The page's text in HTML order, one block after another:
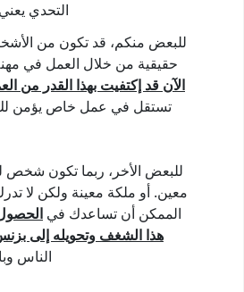
التحدي
للبعض منكم، قد تكون من
حقيقية من خلال العمل في
الآن قد إكتفيت بهذا القدر من
تستقل في عمل خاص يؤمن
للبعض الأخر، ربما تكون
معين. أو ملكة معينة ولكن لا
الممكن أن تساعدك في
هذا الشغف وتحويله إلى
الناس